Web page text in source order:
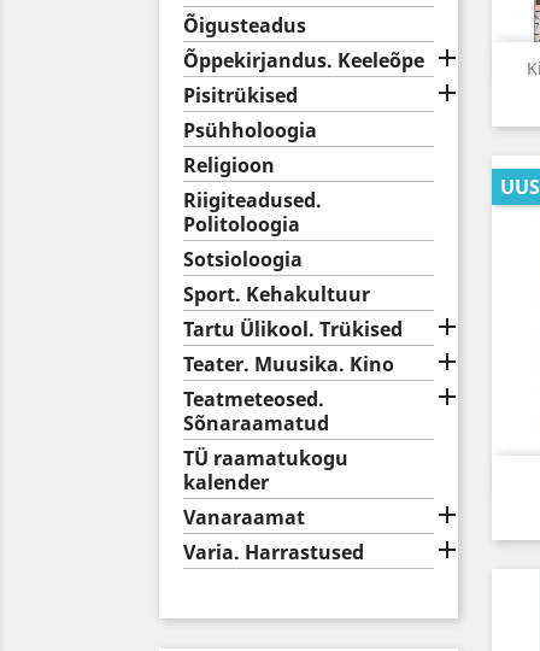
Õigusteadus
Õppekirjandus. Keeleõpe 
Pisitrükised 
Psühholoogia
Religioon
Riigiteadused.
Politoloogia
Sotsioloogia
Sport. Kehakultuur
Tartu Ülikool. Trükised

Teater. Muusika. Kino 
Teatmeteosed.
Sõnaraamatud

TÜ raamatukogu
kalender
Vanaraamat

Varia. Harrastused 
UUS